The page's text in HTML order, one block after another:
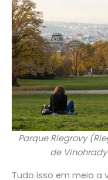
Parque Riegrovy
de
Tudo isso em meio a